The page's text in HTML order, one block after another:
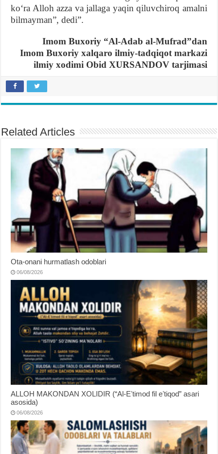
koʻra Alloh azza va jallaga yaqin qiluvchiroq amalni
bilmayman”, dedi”.
Imom Buxoriy “Al-Adab al-Mufrad”dan
Imom Buxoriy xalqaro ilmiy-tadqiqot markazi
ilmiy xodimi Obid XURSANDOV tarjimasi
Related Articles
Ota-onani hurmatlash odoblari
06/08/2026
ALLOH MAKONDAN XOLIDIR (“Al-Eʼtimod fil eʼtiqod” asari
asosida)
06/08/2026